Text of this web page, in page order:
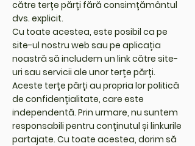
către terțe părți fără consimțământul
dvs. explicit.
Cu toate acestea, este posibil ca pe
site-ul nostru web sau pe aplicația
noastră să includem un link către site-
uri sau servicii ale unor terțe părți.
Aceste terțe părți au propria lor politică
de confidențialitate, care este
independentă. Prin urmare, nu suntem
responsabili pentru conținutul și linkurile
partajate. Cu toate acestea, dorim să